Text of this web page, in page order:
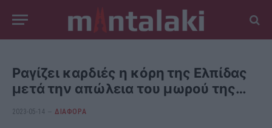
Ραγίζει καρδιές η κόρη της Ελπίδας
μετά την απώλεια του μωρού της…
2023-05-14 ΔΙΆΦΟΡΑ